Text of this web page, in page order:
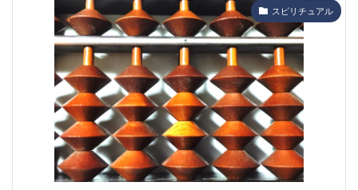
スピリチュアル